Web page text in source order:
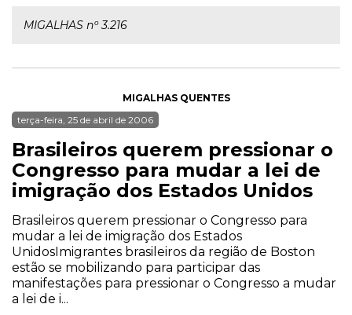
MIGALHAS nº 3.216
MIGALHAS QUENTES
terça-feira, 25 de abril de 2006
Brasileiros querem pressionar o
Congresso para mudar a lei de
imigração dos Estados Unidos
Brasileiros querem pressionar o Congresso para
mudar a lei de imigração dos Estados
UnidosImigrantes brasileiros da região de Boston
estão se mobilizando para participar das
manifestações para pressionar o Congresso a mudar
a lei de i...